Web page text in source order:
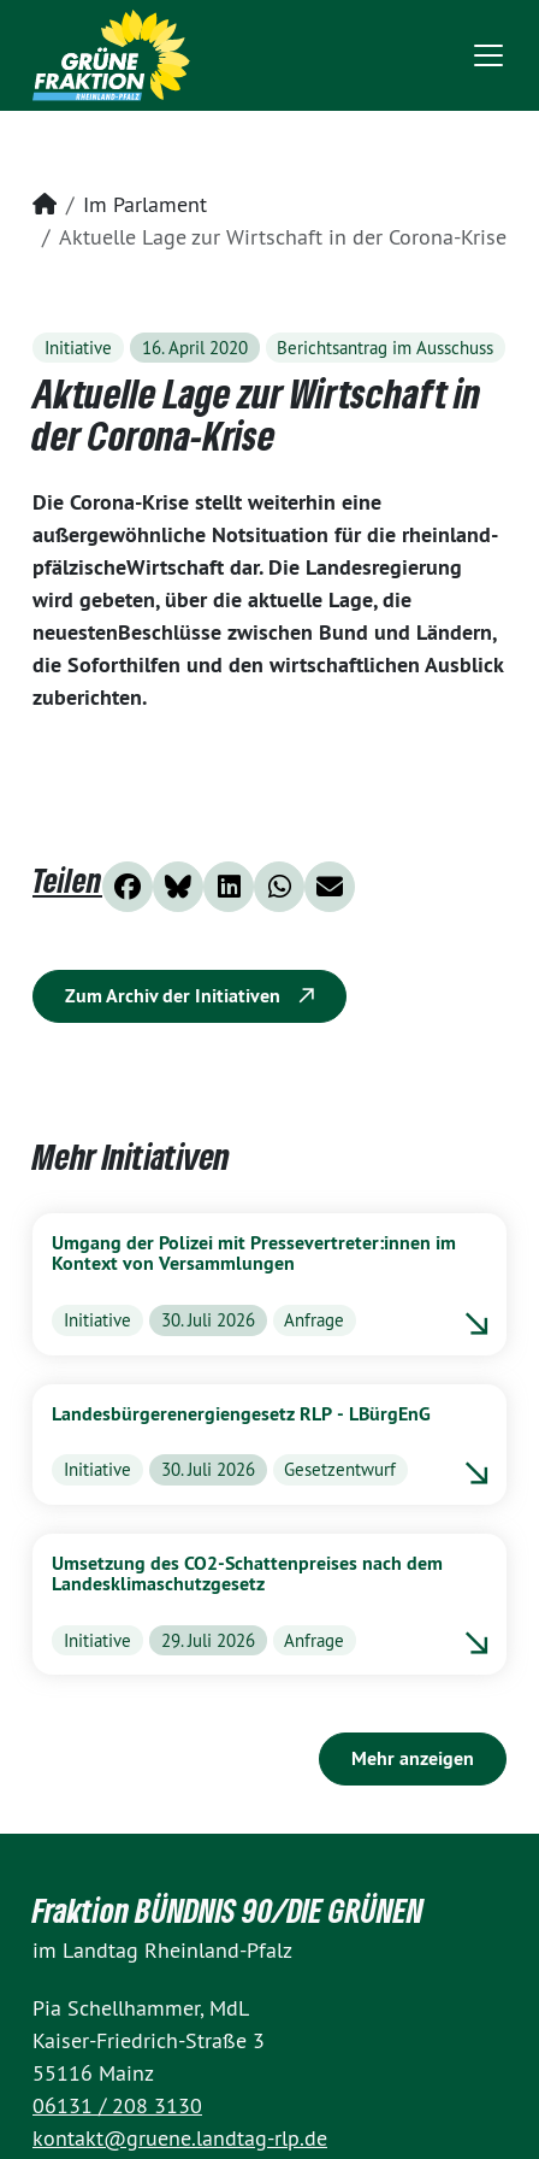
Startseite
Im Parlament
Aktuelle Lage zur Wirtschaft in der Corona-Krise
Initiative 16. April 2020 Berichtsantrag im Ausschuss
Aktuelle Lage zur Wirtschaft in
der Corona-Krise
Die Corona-Krise stellt weiterhin eine
außergewöhnliche Notsituation für die rheinland-
pfälzischeWirtschaft dar. Die Landesregierung
wird gebeten, über die aktuelle Lage, die
neuestenBeschlüsse zwischen Bund und Ländern,
die Soforthilfen und den wirtschaftlichen Ausblick
zuberichten.
Teilen
Zum Archiv der Initiativen
Mehr Initiativen
Umgang der Polizei mit Pressevertreter:innen im
Kontext von Versammlungen
Initiative 30. Juli 2026 Anfrage
Landesbürgerenergiengesetz RLP - LBürgEnG
Initiative 30. Juli 2026 Gesetzentwurf
Umsetzung des CO2-Schattenpreises nach dem
Landesklimaschutzgesetz
Initiative 29. Juli 2026 Anfrage
Mehr anzeigen
Fraktion BÜNDNIS 90/DIE GRÜNEN
im Landtag Rheinland-Pfalz
Pia Schellhammer, MdL
Kaiser-Friedrich-Straße 3
55116 Mainz
06131 / 208 3130
kontakt@gruene.landtag-rlp.de